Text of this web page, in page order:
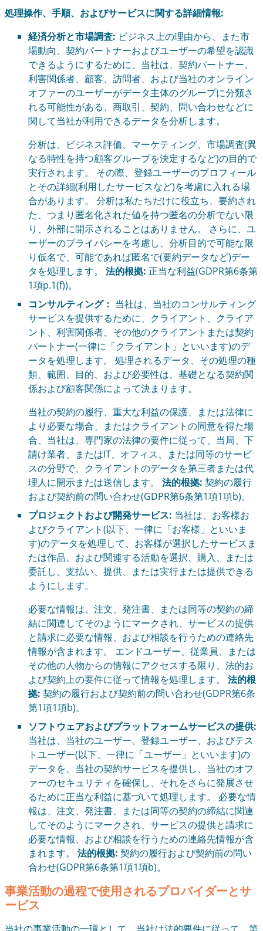
処理操作、手順、およびサービスに関する詳細情報:
経済分析と市場調査: ビジネス上の理由から、また市
場動向、契約パートナーおよびユーザーの希望を認識
できるようにするために、当社は、契約パートナー、
利害関係者、顧客、訪問者、および当社のオンライン
オファーのユーザーがデータ主体のグループに分類さ
れる可能性がある、商取引、契約、問い合わせなどに
関して当社が利用できるデータを分析します。
分析は、ビジネス評価、マーケティング、市場調査(異
なる特性を持つ顧客グループを決定するなど)の目的で
実行されます。 その際、登録ユーザーのプロフィール
とその詳細(利用したサービスなど)を考慮に入れる場
合があります。 分析は私たちだけに役立ち、要約され
た、つまり匿名化された値を持つ匿名の分析でない限
り、外部に開示されることはありません。 さらに、ユ
ーザーのプライバシーを考慮し、分析目的で可能な限
り仮名で、可能であれば匿名で(要約データなど)デー
タを処理します。 法的根拠: 正当な利益(GDPR第6条第
1項p.1(f))。
コンサルティング： 当社は、当社のコンサルティング
サービスを提供するために、クライアント、クライア
ント、利害関係者、その他のクライアントまたは契約
パートナー(一律に「クライアント」といいます)のデ
ータを処理します。 処理されるデータ、その処理の種
類、範囲、目的、および必要性は、基礎となる契約関
係および顧客関係によって決まります。
当社の契約の履行、重大な利益の保護、または法律に
より必要な場合、またはクライアントの同意を得た場
合、当社は、専門家の法律の要件に従って、当局、下
請け業者、またはIT、オフィス、または同等のサービ
スの分野で、クライアントのデータを第三者または代
理人に開示または送信します。 法的根拠: 契約の履行
および契約前の問い合わせ(GDPR第6条第1項1項b)。
プロジェクトおよび開発サービス: 当社は、お客様お
よびクライアント(以下、一律に「お客様」といいま
す)のデータを処理して、お客様が選択したサービスま
たは作品、および関連する活動を選択、購入、または
委託し、支払い、提供、または実行または提供できる
ようにします。
必要な情報は、注文、発注書、または同等の契約の締
結に関連してそのようにマークされ、サービスの提供
と請求に必要な情報、および相談を行うための連絡先
情報が含まれます。 エンドユーザー、従業員、または
その他の人物からの情報にアクセスする限り、法的お
よび契約上の要件に従って情報を処理します。 法的根
拠: 契約の履行および契約前の問い合わせ(GDPR第6条
第1項1項b)。
ソフトウェアおよびプラットフォームサービスの提供:
当社は、当社のユーザー、登録ユーザー、およびテス
トユーザー(以下、一律に「ユーザー」といいます)の
データを、当社の契約サービスを提供し、当社のオフ
ァーのセキュリティを確保し、それをさらに発展させ
るために正当な利益に基づいて処理します。 必要な情
報は、注文、発注書、または同等の契約の締結に関連
してそのようにマークされ、サービスの提供と請求に
必要な情報、および相談を行うための連絡先情報が含
まれます。 法的根拠: 契約の履行および契約前の問い
合わせ(GDPR第6条第1項1項b)。
事業活動の過程で使用されるプロバイダーとサ
ービス